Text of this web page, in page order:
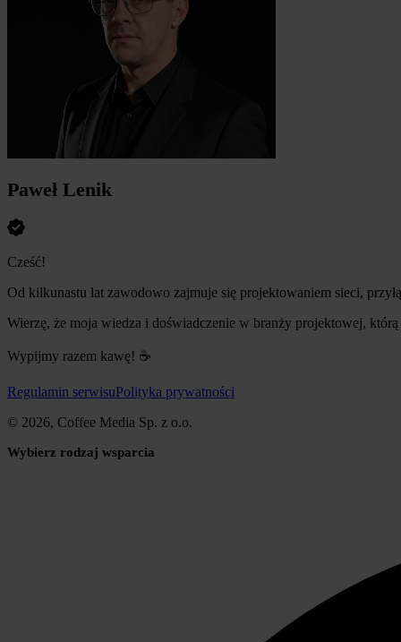
Paweł Lenik
Cześć!
Od kilkunastu lat zawodowo zajmuje się projektowaniem sieci,
Wierzę, że moja wiedza i doświadczenie w branży projektowej,
Wypijmy razem kawę! ☕
Regulamin serwisuPolityka prywatności
© 2026, Coffee Media Sp. z o.o.
Wybierz rodzaj wsparcia